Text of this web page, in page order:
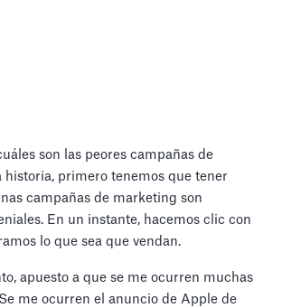
son las peores campañas de
historia, primero tenemos que tener
campañas de marketing son
En un instante, hacemos clic con
lo que sea que vendan.
apuesto a que se me ocurren muchas
me ocurren el anuncio de Apple de